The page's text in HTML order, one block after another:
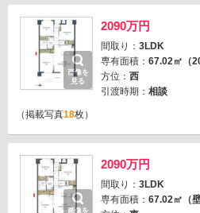
画像を
見る
2090万円
間取り： 3LDK
専有面積： 67.02㎡（
方位： 西
引渡時期： 相談
（掲載写真18枚）
画像を
2090万円
間取り： 3LDK
専有面積： 67.02㎡（壁